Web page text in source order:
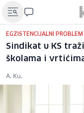
EGZISTENCIJALNI PROBLEM
Sindikat u KS
školama i
A. Ku.